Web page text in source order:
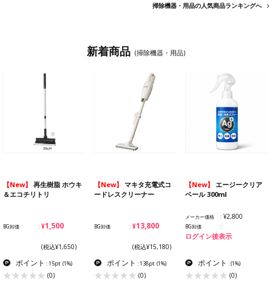
掃除機器・用品の人気商品ランキングへ
新着商品 (掃除機器・用品)
【New】
＆エコチリトリ
BG卸価 ¥1,500
(税込¥1,650)
ポイント : 15pt (1%)
(0)
【New】
ードレスクリーナー
BG卸価 ¥13,800
(税込¥15,180)
ポイント : 138pt (1%)
(0)
【New】
ベール 300ml
メーカー価格 ¥2,800
BG卸価
ログイン後表示
ポイント :(1%)
(0)